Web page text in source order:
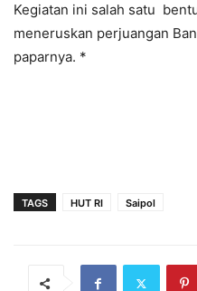
Kegiatan ini salah satu
meneruskan perjuangan
paparnya. *
TAGS HUT RI Saipol